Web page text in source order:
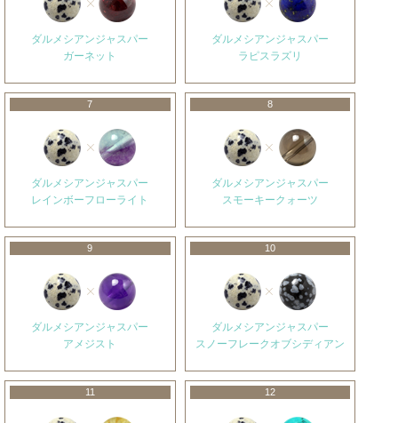
ダルメシアンジャスパー
ガーネット
ダルメシアンジャスパー
ラピスラズリ
7
ダルメシアンジャスパー
レインボーフローライト
8
ダルメシアンジャスパー
スモーキークォーツ
9
ダルメシアンジャスパー
アメジスト
10
ダルメシアンジャスパー
スノーフレークオブシディアン
11 12